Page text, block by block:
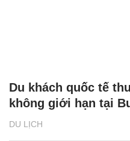
DU LỊCH
Du khách quốc tế
không giới hạn tại